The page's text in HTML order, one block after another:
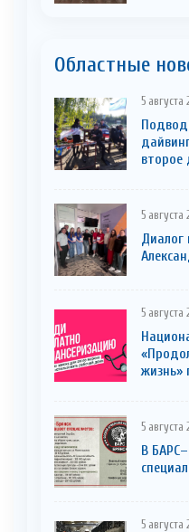
Областные
5 августа
второе
5 августа
Диалог
5 августа
жизнь»
5 августа
В
5 августа